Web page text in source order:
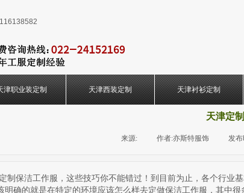
津职业装定制 天津西装定制 天津衬衫定制
天津定
来源: 作者:亦斯特服饰 发布
洁工作服，这些技巧你不能错过！到目前为止，各个行业基
明确的就是在特定的环境应该怎么样去定做保洁工作服，其中很